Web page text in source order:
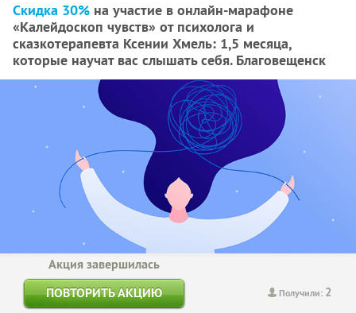
Скидка 30% на участие в онлайн-марафоне
«Калейдоскоп чувств» от психолога и
сказкотерапевта Ксении Хмель: 1,5 месяца,
которые научат вас слышать себя. Благовещенск
Получили: 2
Акция завершилась
ПОВТОРИТЬ АКЦИЮ